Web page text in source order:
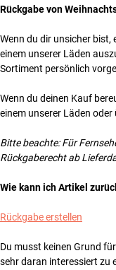
Rückgabe von
Wenn du dir unsicher bist,
einem unserer Läden
Sortiment persönlich
Wenn du deinen Kauf
einem unserer Läden
Bitte beachte: Für
Rückgaberecht ab
Wie kann ich Artikel
Rückgabe erstellen
Du musst keinen Grund
sehr daran interessiert zu